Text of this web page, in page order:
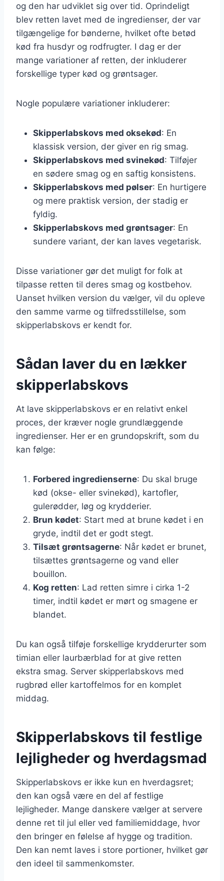
og den har udviklet sig over tid. Oprindeligt
blev retten lavet med de ingredienser, der var
tilgængelige for bønderne, hvilket ofte betød
kød fra husdyr og rodfrugter. I dag er der
mange variationer af retten, der inkluderer
forskellige typer kød og grøntsager.
Nogle populære variationer inkluderer:
Skipperlabskovs med oksekød: En
klassisk version, der giver en rig smag.
Skipperlabskovs med svinekød: Tilføjer
en sødere smag og en saftig konsistens.
Skipperlabskovs med pølser: En hurtigere
og mere praktisk version, der stadig er
fyldig.
Skipperlabskovs med grøntsager: En
sundere variant, der kan laves vegetarisk.
Disse variationer gør det muligt for folk at
tilpasse retten til deres smag og kostbehov.
Uanset hvilken version du vælger, vil du opleve
den samme varme og tilfredsstillelse, som
skipperlabskovs er kendt for.
Sådan laver du en lækker
skipperlabskovs
At lave skipperlabskovs er en relativt enkel
proces, der kræver nogle grundlæggende
ingredienser. Her er en grundopskrift, som du
kan følge:
Forbered ingredienserne: Du skal bruge
kød (okse- eller svinekød), kartofler,
gulerødder, løg og krydderier.
Brun kødet: Start med at brune kødet i en
gryde, indtil det er godt stegt.
Tilsæt grøntsagerne: Når kødet er brunet,
tilsættes grøntsagerne og vand eller
bouillon.
Kog retten: Lad retten simre i cirka 1-2
timer, indtil kødet er mørt og smagene er
blandet.
Du kan også tilføje forskellige krydderurter som
timian eller laurbærblad for at give retten
ekstra smag. Server skipperlabskovs med
rugbrød eller kartoffelmos for en komplet
middag.
Skipperlabskovs til festlige
lejligheder og hverdagsmad
Skipperlabskovs er ikke kun en hverdagsret;
den kan også være en del af festlige
lejligheder. Mange danskere vælger at servere
denne ret til jul eller ved familiemiddage, hvor
den bringer en følelse af hygge og tradition.
Den kan nemt laves i store portioner, hvilket gør
den ideel til sammenkomster.